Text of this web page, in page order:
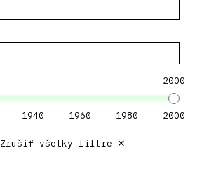
2000
1940 1960 1980 2000
Zrušiť všetky filtre ×